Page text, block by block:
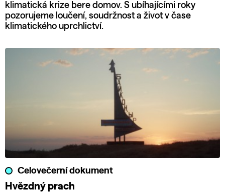
klimatická krize bere domov. S ubíhajícími roky
pozorujeme loučení, soudržnost a život v čase
klimatického uprchlictví.
Celovečerní dokument
Hvězdný prach